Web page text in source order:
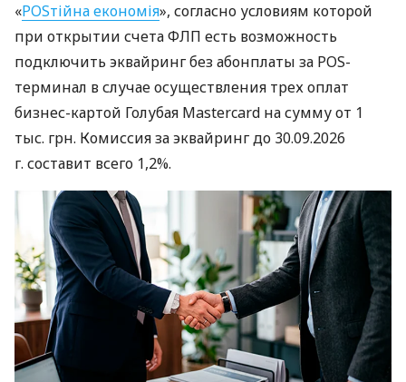
«POSтійна економія», согласно условиям которой
при открытии счета ФЛП есть возможность
подключить эквайринг без абонплаты за POS-
терминал в случае осуществления трех оплат
бизнес-картой Голубая Mastercard на сумму от 1
тыс. грн. Комиссия за эквайринг до 30.09.2026
г. составит всего 1,2%.